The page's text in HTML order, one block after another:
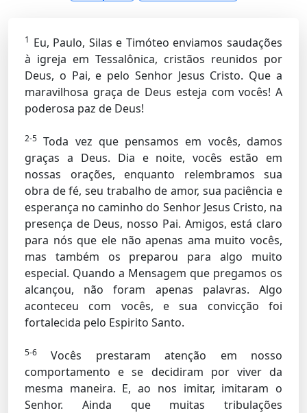
1 Eu, Paulo, Silas e Timóteo enviamos saudações
à igreja em Tessalônica, cristãos reunidos por
Deus, o Pai, e pelo Senhor Jesus Cristo. Que a
maravilhosa graça de Deus esteja com vocês! A
poderosa paz de Deus!
2-5 Toda vez que pensamos em vocês, damos
graças a Deus. Dia e noite, vocês estão em
nossas orações, enquanto relembramos sua
obra de fé, seu trabalho de amor, sua paciência e
esperança no caminho do Senhor Jesus Cristo, na
presença de Deus, nosso Pai. Amigos, está claro
para nós que ele não apenas ama muito vocês,
mas também os preparou para algo muito
especial. Quando a Mensagem que pregamos os
alcançou, não foram apenas palavras. Algo
aconteceu com vocês, e sua convicção foi
fortalecida pelo Espirito Santo.
5-6
Vocês prestaram atenção em nosso
comportamento e se decidiram por viver da
mesma maneira. E, ao nos imitar, imitaram o
Senhor. Ainda que muitas tribulações